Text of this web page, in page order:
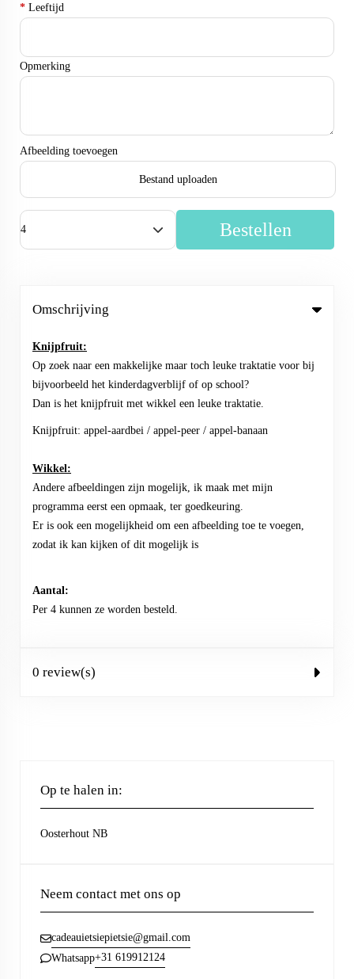
* Leeftijd
Opmerking
Afbeelding toevoegen
Bestand uploaden
Bestellen
Omschrijving
Knijpfruit:
Op zoek naar een makkelijke maar toch leuke traktatie voor bij
bijvoorbeeld het kinderdagverblijf of op school?
Dan is het knijpfruit met wikkel een leuke traktatie.
Knijpfruit: appel-aardbei / appel-peer / appel-banaan
Wikkel:
Andere afbeeldingen zijn mogelijk, ik maak met mijn
programma eerst een opmaak, ter goedkeuring.
Er is ook een mogelijkheid om een afbeelding toe te voegen,
zodat ik kan kijken of dit mogelijk is
Aantal:
Per 4 kunnen ze worden besteld.
0 review(s)
Op te halen in:
Oosterhout NB
Neem contact met ons op
cadeauietsiepietsie@gmail.com
Whatsapp+31 619912124